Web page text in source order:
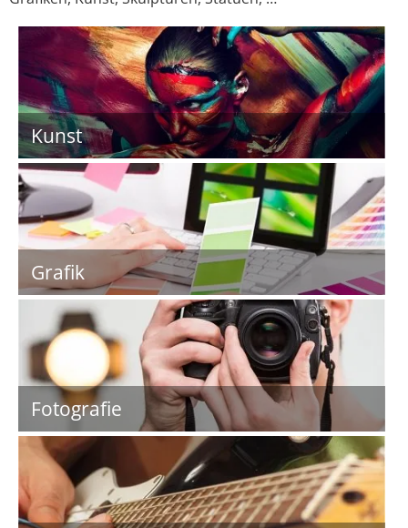
Kunst
Grafik
Fotografie